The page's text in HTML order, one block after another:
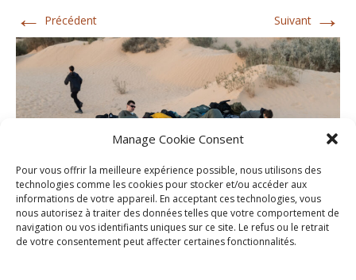
Manage Cookie Consent
Pour vous offrir la meilleure expérience possible, nous utilisons des
technologies comme les cookies pour stocker et/ou accéder aux
informations de votre appareil. En acceptant ces technologies, vous
nous autorisez à traiter des données telles que votre comportement de
navigation ou vos identifiants uniques sur ce site. Le refus ou le retrait
de votre consentement peut affecter certaines fonctionnalités.
← Précédent Suivant →